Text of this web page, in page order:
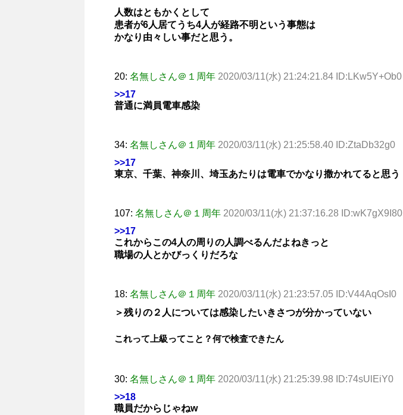
人数はともかくとして
患者が6人居てうち4人が経路不明という事態は
かなり由々しい事だと思う。
20: 名無しさん＠１周年 2020/03/11(水) 21:24:21.84 ID:LKw5Y+Ob0
>>17
普通に満員電車感染
34: 名無しさん＠１周年 2020/03/11(水) 21:25:58.40 ID:ZtaDb32g0
>>17
東京、千葉、神奈川、埼玉あたりは電車でかなり撒かれてると思う
107: 名無しさん＠１周年 2020/03/11(水) 21:37:16.28 ID:wK7gX9I80
>>17
これからこの4人の周りの人調べるんだよねきっと
職場の人とかびっくりだろな
18: 名無しさん＠１周年 2020/03/11(水) 21:23:57.05 ID:V44AqOsI0
＞残りの２人については感染したいきさつが分かっていない
これって上級ってこと？何で検査できたん
30: 名無しさん＠１周年 2020/03/11(水) 21:25:39.98 ID:74sUlEiY0
>>18
職員だからじゃねw